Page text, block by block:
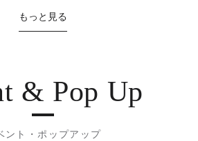
もっと見る
& Pop Up
ント・ポップアップ